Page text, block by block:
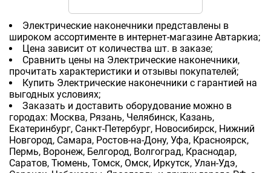
Электрические наконечники представлены в
широком ассортименте в интернет-магазине Автаркиа;
Цена зависит от количества шт. в заказе;
Сравнить цены на Электрические наконечники,
прочитать характеристики и отзывы покупателей;
Купить Электрические наконечники с гарантией на
выгодных условиях;
Заказать и доставить оборудование можно в
городах: Москва, Рязань, Челябинск, Казань,
Екатеринбург, Санкт-Петербург, Новосибирск, Нижний
Новгород, Самара, Ростов-на-Дону, Уфа, Красноярск,
Пермь, Воронеж, Белгород, Волгоград, Краснодар,
Саратов, Тюмень, Томск, Омск, Иркутск, Улан-Удэ,